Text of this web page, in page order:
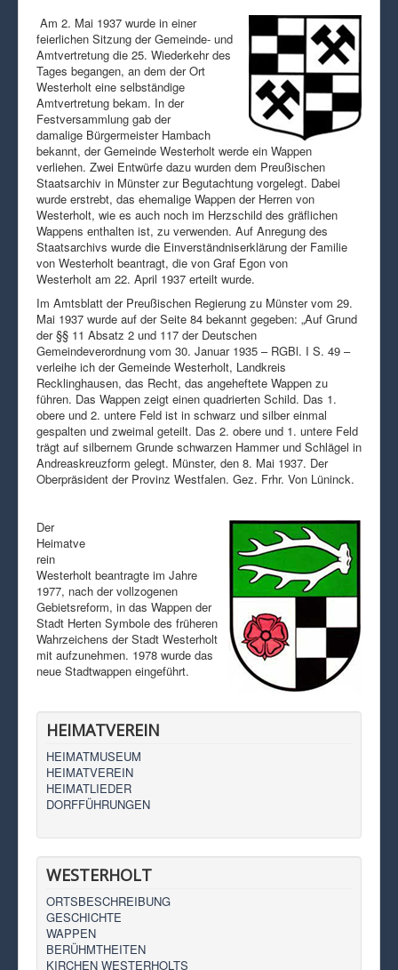
Am 2. Mai 1937 wurde in einer
feierlichen Sitzung der Gemeinde- und
Amtvertretung die 25. Wiederkehr des
Tages begangen, an dem der Ort
Westerholt eine selbständige
Amtvertretung bekam. In der
Festversammlung gab der
damalige Bürgermeister Hambach
bekannt, der Gemeinde Westerholt werde ein Wappen
verliehen. Zwei Entwürfe dazu wurden dem Preußischen
Staatsarchiv in Münster zur Begutachtung vorgelegt. Dabei
wurde erstrebt, das ehemalige Wappen der Herren von
Westerholt, wie es auch noch im Herzschild des gräflichen
Wappens enthalten ist, zu verwenden. Auf Anregung des
Staatsarchivs wurde die Einverständniserklärung der Familie
von Westerholt beantragt, die von Graf Egon von
Westerholt am 22. April 1937 erteilt wurde.
Im Amtsblatt der Preußischen Regierung zu Münster vom 29.
Mai 1937 wurde auf der Seite 84 bekannt gegeben: „Auf Grund
der §§ 11 Absatz 2 und 117 der Deutschen
Gemeindeverordnung vom 30. Januar 1935 – RGBl. I S. 49 –
verleihe ich der Gemeinde Westerholt, Landkreis
Recklinghausen, das Recht, das angeheftete Wappen zu
führen. Das Wappen zeigt einen quadrierten Schild. Das 1.
obere und 2. untere Feld ist in schwarz und silber einmal
gespalten und zweimal geteilt. Das 2. obere und 1. untere Feld
trägt auf silbernem Grunde schwarzen Hammer und Schlägel in
Andreaskreuzform gelegt. Münster, den 8. Mai 1937. Der
Oberpräsident der Provinz Westfalen. Gez. Frhr. Von Lüninck.
Der
Heimatve
rein
Westerholt beantragte im Jahre
1977, nach der vollzogenen
Gebietsreform, in das Wappen der
Stadt Herten Symbole des früheren
Wahrzeichens der Stadt Westerholt
mit aufzunehmen. 1978 wurde das
neue Stadtwappen eingeführt.
HEIMATVEREIN
HEIMATMUSEUM
HEIMATVEREIN
HEIMATLIEDER
DORFFÜHRUNGEN
WESTERHOLT
ORTSBESCHREIBUNG
GESCHICHTE
WAPPEN
BERÜHMTHEITEN
KIRCHEN WESTERHOLTS